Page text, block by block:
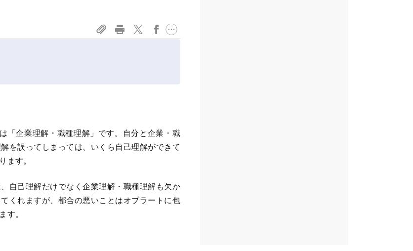
「企業理解・職種理解」です。自分と企業・職
を誤ってしまっては、いくら自己理解ができて
す。
自己理解だけでなく企業理解・職種理解も欠か
くれますが、都合の悪いことはオブラートに包
す。